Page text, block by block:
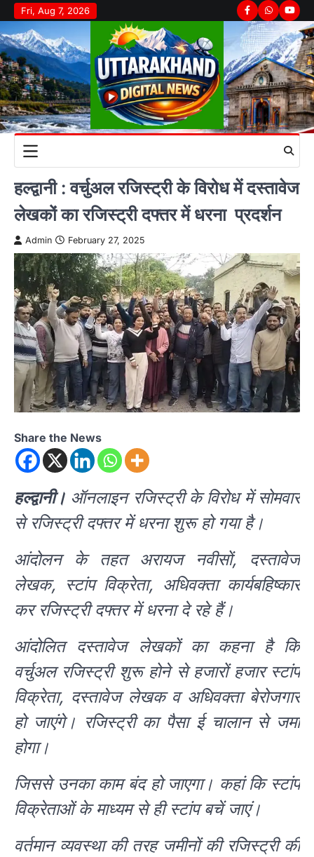
Skip
to
content
Fri, Aug 7, 2026 Facebook
Whatsapp
हल्द्वानी : वर्चुअल रजिस्ट्री के विरोध में दस्तावेज
लेखकों का रजिस्ट्री दफ्तर में धरना प्रदर्शन
Admin February 27, 2025
Share the News
हल्द्वानी। ऑनलाइन रजिस्ट्री के विरोध में सोमवार
से रजिस्ट्री दफ्तर में धरना शुरू हो गया है।
आंदोलन के तहत अरायज नवीसों, दस्तावेज
लेखक, स्टांप विक्रेता, अधिवक्ता कार्यबहिष्कार
कर रजिस्ट्री दफ्तर में धरना दे रहे हैं।
आंदोलित दस्तावेज लेखकों का कहना है कि
वर्चुअल रजिस्ट्री शुरू होने से हजारों हजार स्टांप
विक्रेता, दस्तावेज लेखक व अधिवक्ता बेरोजगार
हो जाएंगे। रजिस्ट्री का पैसा ई चालान से जमा
होगा।
जिससे उनका काम बंद हो जाएगा। कहां कि स्टांप
विक्रेताओं के माध्यम से ही स्टांप बचें जाएं।
वर्तमान व्यवस्था की तरह जमीनों की रजिस्ट्री की